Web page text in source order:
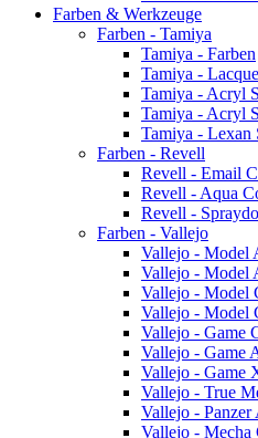
Farben & Werkzeuge
Farben - Tamiya
Tamiya - Farben
Tamiya -
Tamiya - Acryl
Tamiya - Acryl
Tamiya - Lexan
Farben - Revell
Revell - Email
Revell - Aqua
Revell -
Farben - Vallejo
Vallejo - Model
Vallejo - Model
Vallejo - Model
Vallejo - Model
Vallejo - Game
Vallejo - Game
Vallejo - Game
Vallejo - True
Vallejo - Panzer
Vallejo - Mecha